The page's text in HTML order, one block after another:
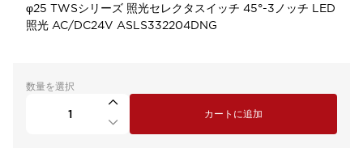
φ25 TWSシリーズ 照光セレクタスイッチ 45°-3ノッチ LED
照光 AC/DC24V ASLS332204DNG
数量を選択
カートに追加